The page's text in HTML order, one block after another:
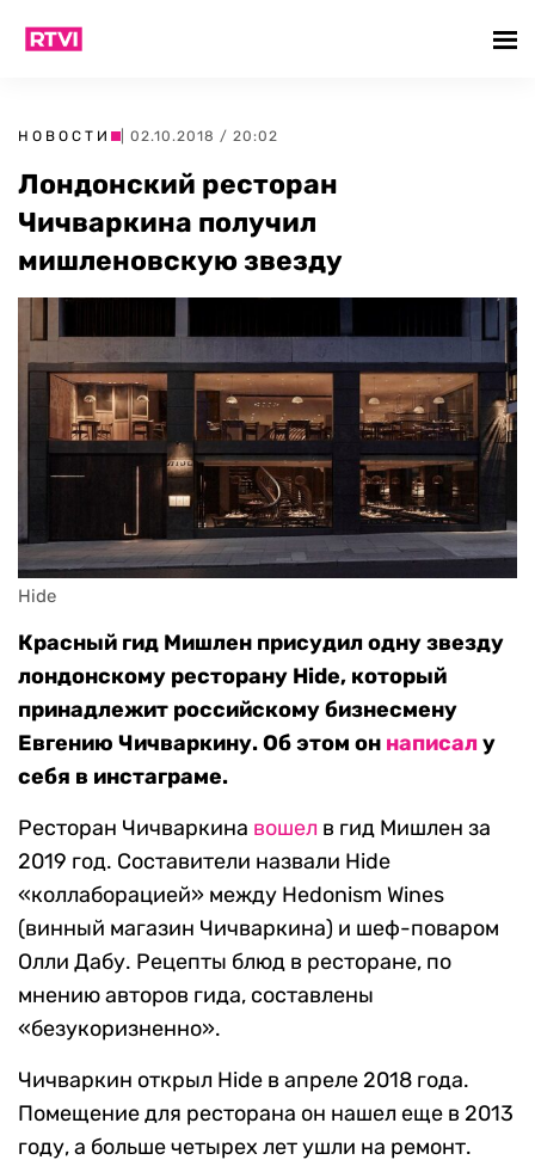
НОВОСТИ | 02.10.2018 / 20:02
Лондонский ресторан
Чичваркина получил
мишленовскую звезду
Hide
Красный гид Мишлен присудил одну звезду
лондонскому ресторану Hide, который
принадлежит российскому бизнесмену
Евгению Чичваркину. Об этом он написалу
себя в инстаграме.
Ресторан Чичваркина вошел в гид Мишлен за
2019 год. Составители назвали Hide
«коллаборацией» между Hedonism Wines
(винный магазин Чичваркина) и шеф-поваром
Олли Дабу. Рецепты блюд в ресторане, по
мнению авторов гида, составлены
«безукоризненно».
Чичваркин открыл Hide в апреле 2018 года.
Помещение для ресторана он нашел еще в 2013
году, а больше четырех лет ушли на ремонт.